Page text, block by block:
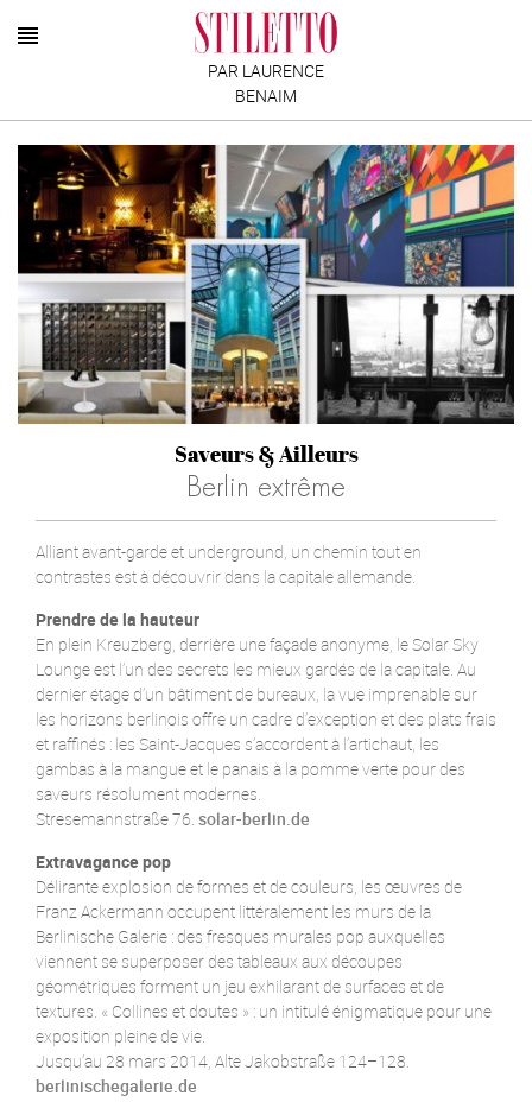
PAR LAURENCE
BENAIM
Saveurs & Ailleurs
Berlin extrême
Alliant avant-garde et underground, un chemin tout en
contrastes est à découvrir dans la capitale allemande.
Prendre de la hauteur
En plein Kreuzberg, derrière une façade anonyme, le Solar Sky
Lounge est l’un des secrets les mieux gardés de la capitale. Au
dernier étage d’un bâtiment de bureaux, la vue imprenable sur
les horizons berlinois offre un cadre d’exception et des plats frais
et raffinés : les Saint-Jacques s’accordent à l’artichaut, les
gambas à la mangue et le panais à la pomme verte pour des
saveurs résolument modernes.
Stresemannstraße 76. solar-berlin.de
Extravagance pop
Délirante explosion de formes et de couleurs, les œuvres de
Franz Ackermann occupent littéralement les murs de la
Berlinische Galerie : des fresques murales pop auxquelles
viennent se superposer des tableaux aux découpes
géométriques forment un jeu exhilarant de surfaces et de
textures. « Collines et doutes » : un intitulé énigmatique pour une
exposition pleine de vie.
Jusqu’au 28 mars 2014, Alte Jakobstraße 124–128.
berlinischegalerie.de